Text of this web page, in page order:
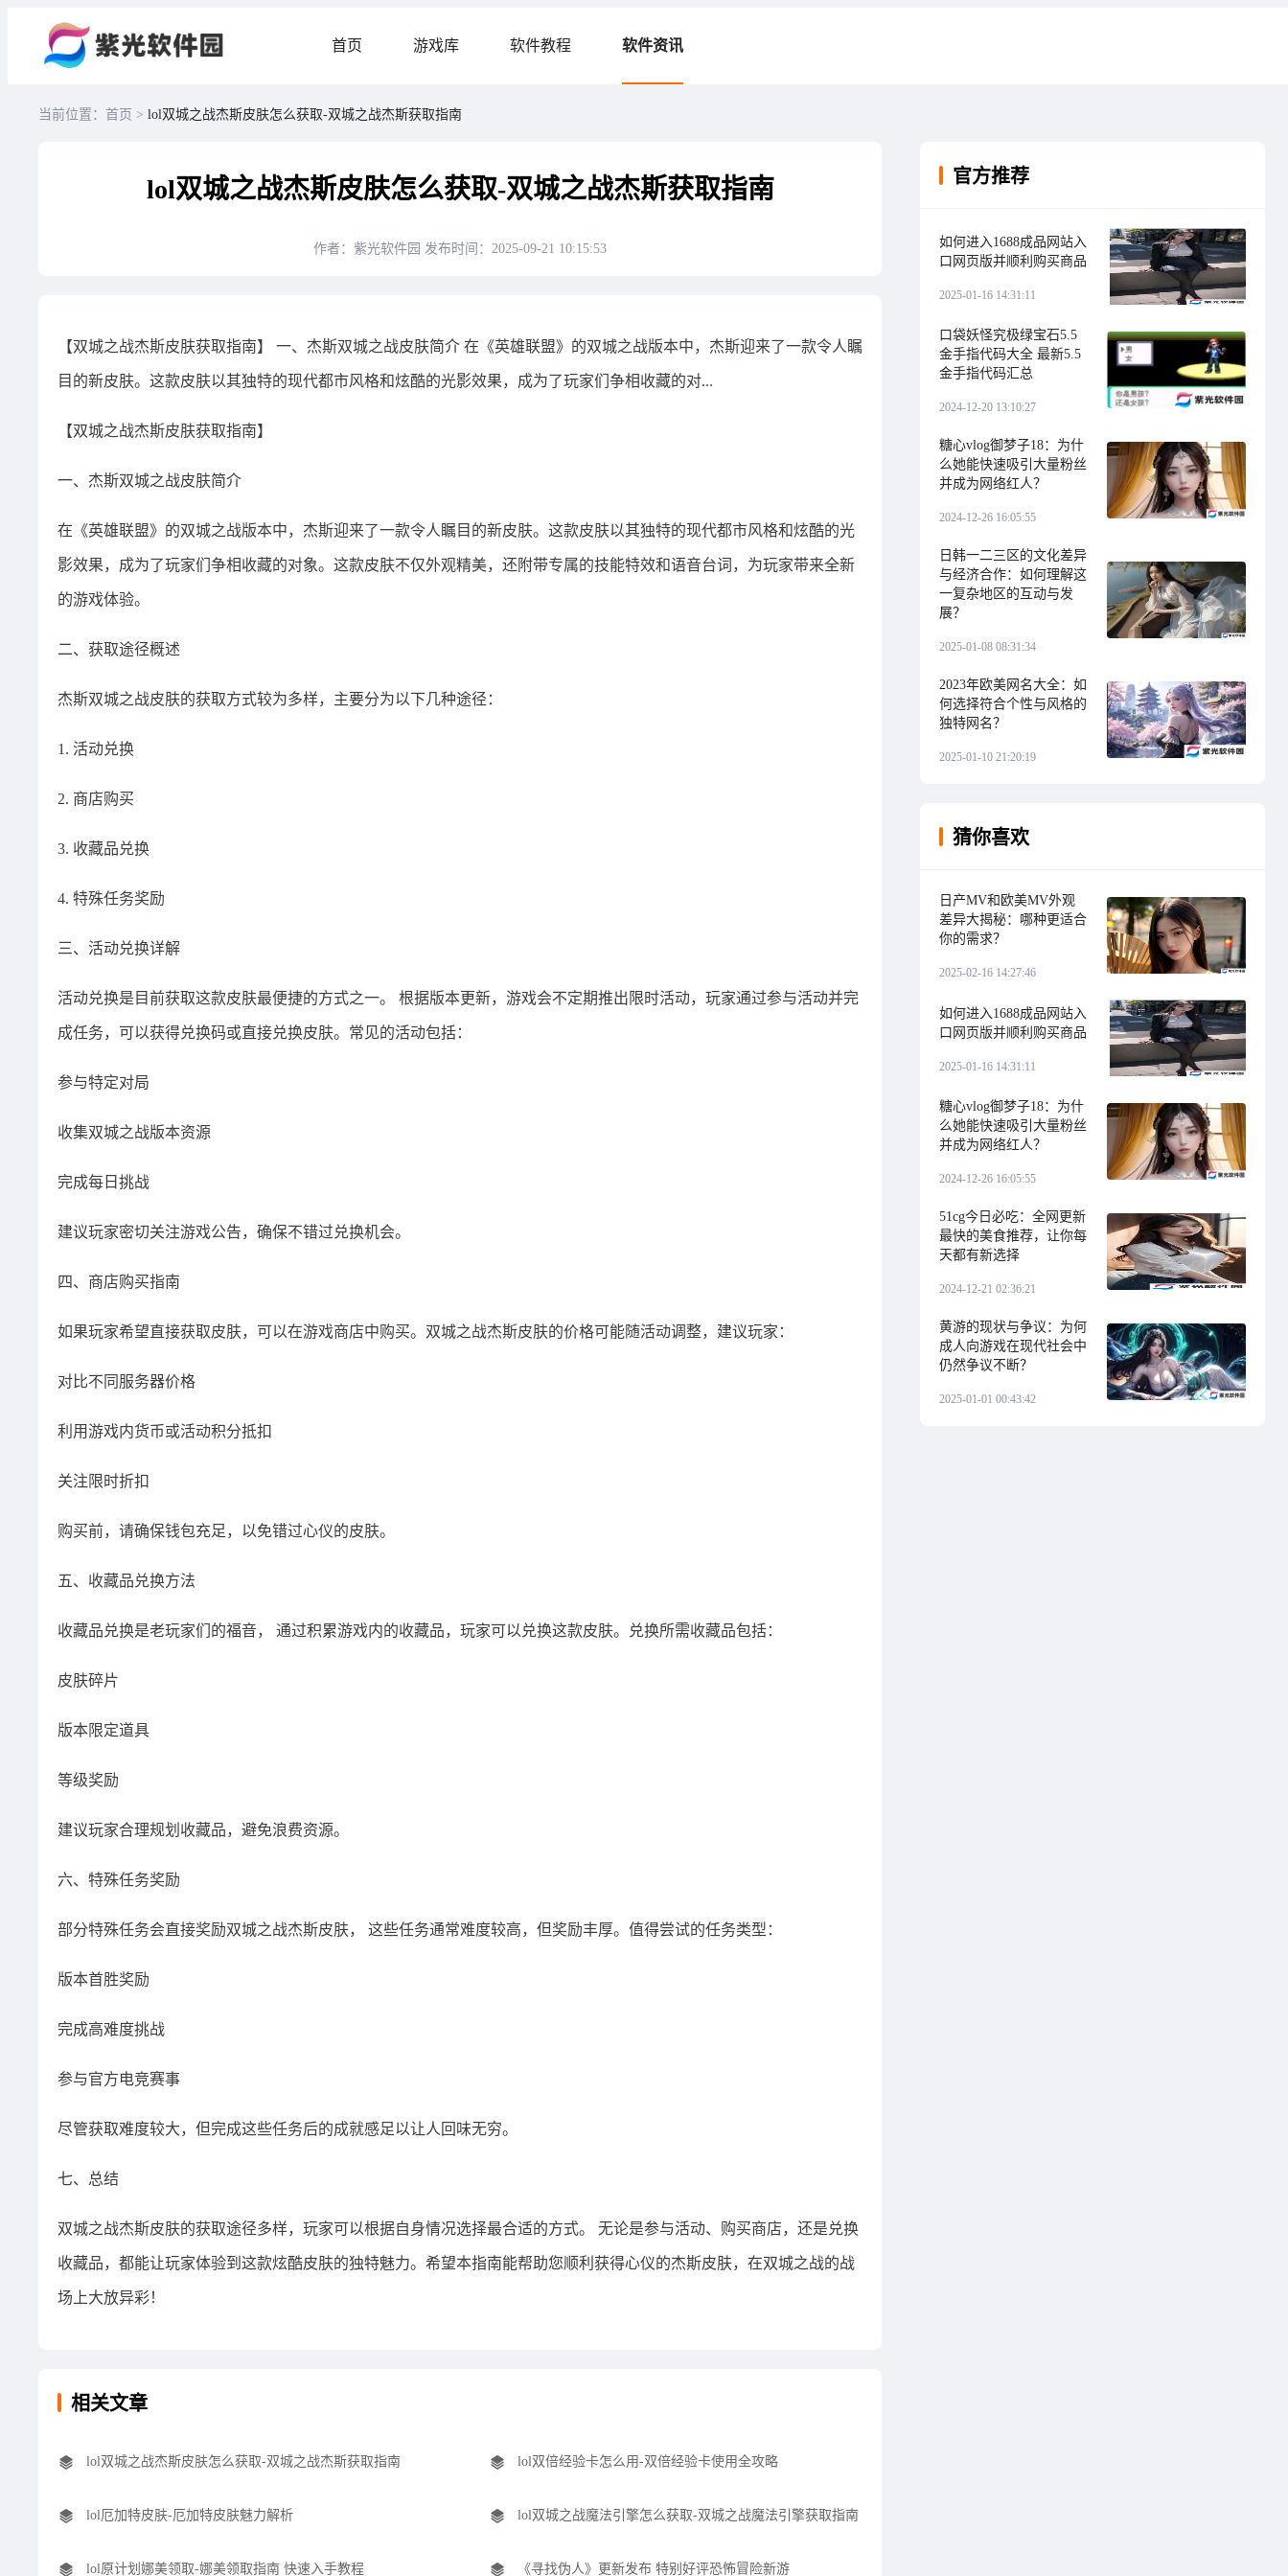
首页 游戏库 软件教程 软件资讯
当前位置：首页 > lol双城之战杰斯皮肤怎么获取-双城之战杰斯获取指南
lol双城之战杰斯皮肤怎么获取-双城之战杰斯获取指南
作者：紫光软件园 发布时间：2025-09-21 10:15:53
【双城之战杰斯皮肤获取指南】 一、杰斯双城之战皮肤简介 在《英雄联盟》的双城之战版本中，杰斯迎来了一款令人瞩
目的新皮肤。这款皮肤以其独特的现代都市风格和炫酷的光影效果，成为了玩家们争相收藏的对...
【双城之战杰斯皮肤获取指南】
一、杰斯双城之战皮肤简介
在《英雄联盟》的双城之战版本中，杰斯迎来了一款令人瞩目的新皮肤。这款皮肤以其独特的现代都市风格和炫酷的光
影效果，成为了玩家们争相收藏的对象。这款皮肤不仅外观精美，还附带专属的技能特效和语音台词，为玩家带来全新
的游戏体验。
二、获取途径概述
杰斯双城之战皮肤的获取方式较为多样，主要分为以下几种途径：
1. 活动兑换
2. 商店购买
3. 收藏品兑换
4. 特殊任务奖励
三、活动兑换详解
活动兑换是目前获取这款皮肤最便捷的方式之一。 根据版本更新，游戏会不定期推出限时活动，玩家通过参与活动并完
成任务，可以获得兑换码或直接兑换皮肤。常见的活动包括：
参与特定对局
收集双城之战版本资源
完成每日挑战
建议玩家密切关注游戏公告，确保不错过兑换机会。
四、商店购买指南
如果玩家希望直接获取皮肤，可以在游戏商店中购买。双城之战杰斯皮肤的价格可能随活动调整，建议玩家：
对比不同服务器价格
利用游戏内货币或活动积分抵扣
关注限时折扣
购买前，请确保钱包充足，以免错过心仪的皮肤。
五、收藏品兑换方法
收藏品兑换是老玩家们的福音， 通过积累游戏内的收藏品，玩家可以兑换这款皮肤。兑换所需收藏品包括：
皮肤碎片
版本限定道具
等级奖励
建议玩家合理规划收藏品，避免浪费资源。
六、特殊任务奖励
部分特殊任务会直接奖励双城之战杰斯皮肤， 这些任务通常难度较高，但奖励丰厚。值得尝试的任务类型：
版本首胜奖励
完成高难度挑战
参与官方电竞赛事
尽管获取难度较大，但完成这些任务后的成就感足以让人回味无穷。
七、总结
双城之战杰斯皮肤的获取途径多样，玩家可以根据自身情况选择最合适的方式。 无论是参与活动、购买商店，还是兑换
收藏品，都能让玩家体验到这款炫酷皮肤的独特魅力。希望本指南能帮助您顺利获得心仪的杰斯皮肤，在双城之战的战
场上大放异彩！
相关文章
lol双城之战杰斯皮肤怎么获取-双城之战杰斯获取指南 lol双倍经验卡怎么用-双倍经验卡使用全攻略
lol厄加特皮肤-厄加特皮肤魅力解析 lol双城之战魔法引擎怎么获取-双城之战魔法引擎获取指南
lol原计划娜美领取-娜美领取指南 快速入手教程 《寻找伪人》更新发布 特别好评恐怖冒险新游
官方推荐
如何进入1688成品网站入
口网页版并顺利购买商品
2025-01-16 14:31:11
口袋妖怪究极绿宝石5.5
金手指代码大全 最新5.5
金手指代码汇总
2024-12-20 13:10:27
糖心vlog御梦子18：为什
么她能快速吸引大量粉丝
并成为网络红人？
2024-12-26 16:05:55
日韩一二三区的文化差异
与经济合作：如何理解这
一复杂地区的互动与发
展？
2025-01-08 08:31:34
2023年欧美网名大全：如
何选择符合个性与风格的
独特网名？
2025-01-10 21:20:19
猜你喜欢
日产MV和欧美MV外观
差异大揭秘：哪种更适合
你的需求？
2025-02-16 14:27:46
如何进入1688成品网站入
口网页版并顺利购买商品
2025-01-16 14:31:11
糖心vlog御梦子18：为什
么她能快速吸引大量粉丝
并成为网络红人？
2024-12-26 16:05:55
51cg今日必吃：全网更新
最快的美食推荐，让你每
天都有新选择
2024-12-21 02:36:21
黄游的现状与争议：为何
成人向游戏在现代社会中
仍然争议不断？
2025-01-01 00:43:42